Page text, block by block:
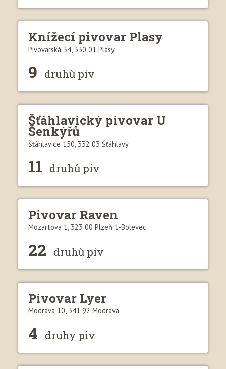
Knížecí pivovar Plasy
Pivovarská 34, 330 01 Plasy
9 druhů piv
Šťáhlavický pivovar U
Šenkýřů
Šťáhlavice 150, 332 03 Šťáhlavy
11 druhů piv
Pivovar Raven
Mozartova 1, 323 00 Plzeň 1-Bolevec
22 druhů piv
Pivovar Lyer
Modrava 10, 341 92 Modrava
4 druhy piv